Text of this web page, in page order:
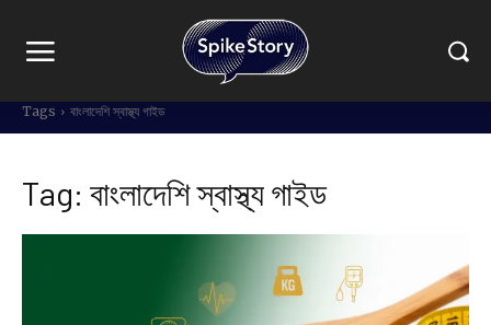
Tags বাংলাদেশি স্বাস্থ্য গাইড
Tag: বাংলাদেশি স্বাস্থ্য গাইড